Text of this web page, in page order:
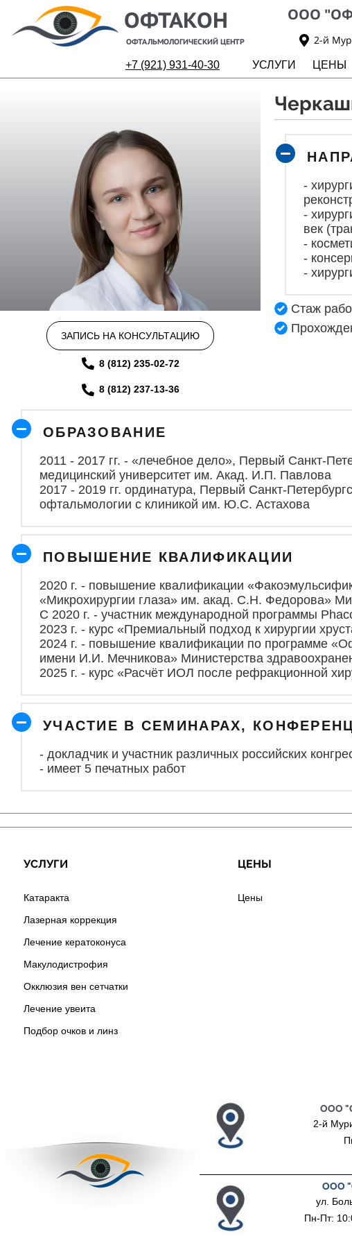
ОФТАКОН
ОФТАЛЬМОЛОГИЧЕСКИЙ ЦЕНТР
ООО
2-й
+7 (921) 931-40-30 УСЛУГИ ЦЕНЫ
ЗАПИСЬ НА КОНСУЛЬТАЦИЮ
8 (812) 235-02-72
8 (812) 237-13-36
-
-
век
-
-
-
Стаж
ОБРАЗОВАНИЕ
2011 - 2017 гг. - «лечебное дело», Первый Санкт-
медицинский университет им. Акад. И.П. Павлова
2017 - 2019 гг. ординатура, Первый Санкт-
офтальмологии с клиникой им. Ю.С. Астахова
ПОВЫШЕНИЕ КВАЛИФИКАЦИИ
2020 г. - повышение квалификации
«Микрохирургии глаза» им. акад. С.Н. Федорова»
C 2020 г. - участник международной программы
2023 г. - курс «Премиальный подход к хирургии
2024 г. - повышение квалификации по программе
имени И.И. Мечникова» Министерства
2025 г. - курс «Расчёт ИОЛ после рефракционной
УЧАСТИЕ В СЕМИНАРАХ,
- докладчик и участник различных российских
- имеет 5 печатных работ
УСЛУГИ
Катаракта
Лазерная коррекция
Лечение кератоконуса
Макулодистрофия
Окклюзия вен сетчатки
Лечение увеита
Подбор очков и линз
ЦЕНЫ
Цены
ООО
2-й
ООО
ул.
Пн-Пт: